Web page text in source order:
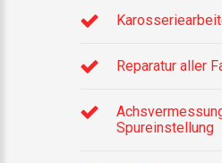
Reparatur aller
Spureinstellung